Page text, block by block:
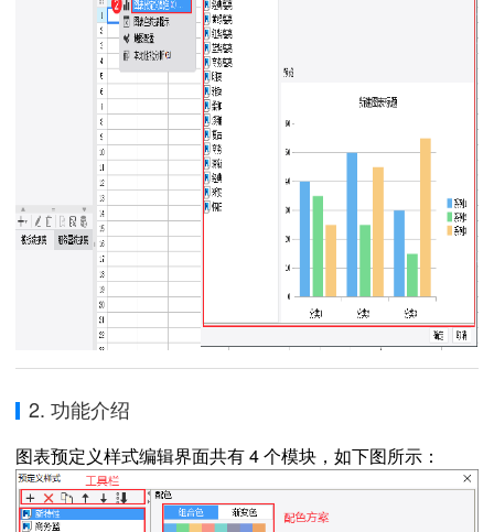
2. 功能介绍
图表预定义样式编辑界面共有 4 个模块，如下图所示：